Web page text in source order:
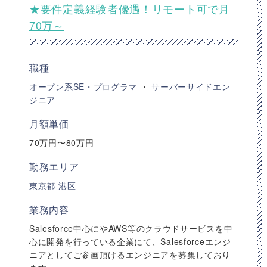
★要件定義経験者優遇！リモート可で月
70万～
職種
オープン系SE・プログラマ ・サーバーサイドエン
ジニア
月額単価
70万円〜80万円
勤務エリア
東京都 港区
業務内容
Salesforce中心にやAWS等のクラウドサービスを中
心に開発を行っている企業にて、Salesforceエンジ
ニアとしてご参画頂けるエンジニアを募集しており